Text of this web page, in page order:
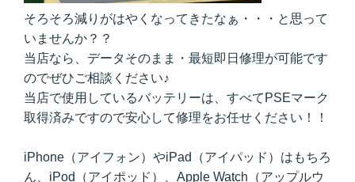
そろそろ減りがはやくなってきたなぁ・・・と思って
いませんか？？
当店なら、データそのまま・最短即日修理が可能です
のでぜひご相談ください♪
当店で使用しているバッテリーは、すべてPSEマーク
取得済みですので安心して修理をお任せください！！
iPhone（アイフォン）やiPad（アイパッド）はもちろ
ん、iPod（アイポッド）、Apple Watch（アップルウ